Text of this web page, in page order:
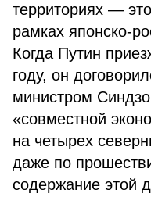
территориях —
рамках японско-
Когда Путин
году, он
министром
«совместной
на четырех
даже по
содержание этой